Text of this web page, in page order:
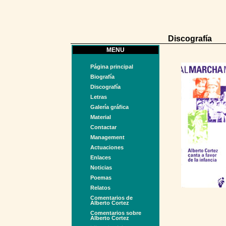
Discografía
MENU
Página principal
Biografía
Discografía
Letras
Galería gráfica
Material
Contactar
Management
Actuaciones
Enlaces
Noticias
Poemas
Relatos
Comentarios de
Alberto Cortez
Comentarios sobre
Alberto Cortez